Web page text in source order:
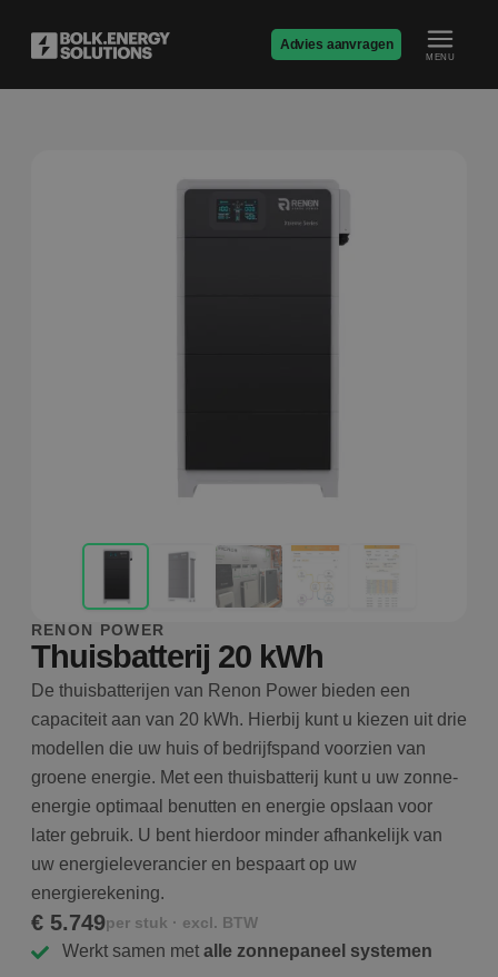
Advies aanvragen
MENU
RENON POWER
Thuisbatterij 20 kWh
De thuisbatterijen van Renon Power bieden een
capaciteit aan van 20 kWh. Hierbij kunt u kiezen uit drie
modellen die uw huis of bedrijfspand voorzien van
groene energie. Met een thuisbatterij kunt u uw zonne-
energie optimaal benutten en energie opslaan voor
later gebruik. U bent hierdoor minder afhankelijk van
uw energieleverancier en bespaart op uw
energierekening.
€ 5.749per stuk · excl. BTW
Werkt samen metalle zonnepaneel systemen